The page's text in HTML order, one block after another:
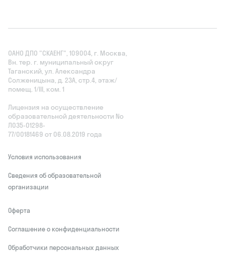
ОАНО ДПО "СКАЕНГ", 109004, г. Москва,
Вн. тер. г. муниципальный округ
Таганский, ул. Александра
Солженицына, д. 23А, стр.4, этаж/
помещ. 1/III, ком. 1
Лицензия на осуществление
образовательной деятельности No
Л035‑01298-
77/00181469 от 06.08.2019 года
Условия использования
Сведения об образовательной
организации
Оферта
Соглашение о конфиденциальности
Обработчики персональных данных